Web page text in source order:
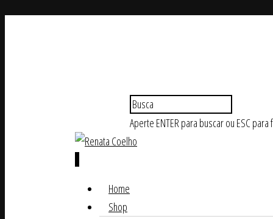
Aperte ENTER para buscar ou ESC para
Home
Shop